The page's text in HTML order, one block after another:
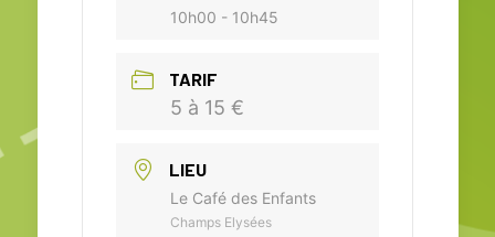
10h00 - 10h45
TARIF
5 à 15 €
LIEU
Le Café des Enfants
Champs Elysées